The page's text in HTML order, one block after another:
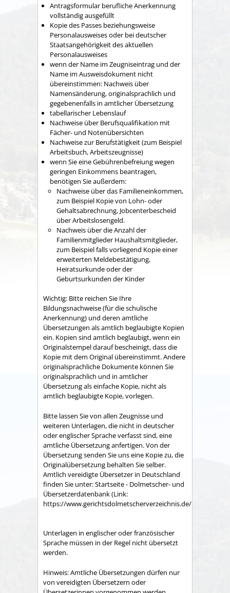
Antragsformular berufliche Anerkennung
vollständig ausgefüllt
Kopie des Passes beziehungsweise
Personalausweisesoder bei deutscher
Staatsangehörigkeit des aktuellen
Personalausweises
wenn der Name im Zeugniseintrag und der
Name im Ausweisdokument nicht
übereinstimmen: Nachweis über
Namensänderung, originalsprachlich und
gegebenenfalls in amtlicher Übersetzung
tabellarischer Lebenslauf
Nachweise über Berufsqualifikation mit
Fächer- und Notenübersichten
Nachweise zur Berufstätigkeit (zum Beispiel
Arbeitsbuch, Arbeitszeugnisse)
wenn Sie eine Gebührenbefreiung wegen
geringen Einkommens beantragen,
benötigen Sie außerdem:
Nachweise über das Familieneinkommen,
zum Beispiel Kopie von Lohn- oder
Gehaltsabrechnung, Jobcenterbescheid
über Arbeitslosengeld.
Nachweis über dieAnzahl der
Familienmitglieder Haushaltsmitglieder,
zum Beispielfalls vorliegend Kopie einer
erweiterten Meldebestätigung,
Heiratsurkunde oder der
Geburtsurkunden der Kinder
Wichtig: Bitte reichen Sie Ihre
Bildungsnachweise (für die schulische
Anerkennung) und deren amtliche
Übersetzungen als amtlich beglaubigte Kopien
ein. Kopien sind amtlich beglaubigt, wenn ein
Originalstempel darauf bescheinigt, dass die
Kopie mit dem Original übereinstimmt. Andere
originalsprachliche Dokumente können Sie
originalsprachlich und in amtlicher
Übersetzung als einfache Kopie, nicht als
amtlich beglaubigte Kopie, vorlegen.
Bitte lassen Sie von allen Zeugnisse und
weiteren Unterlagen, die nicht in deutscher
oder englischer Sprache verfasst sind, eine
amtliche Übersetzung anfertigen. Von der
Übersetzung senden Sie uns eine Kopie zu, die
Originalübersetzung behalten Sie selber.
Amtlich vereidigte Übersetzer in Deutschland
finden Sie unter: Startseite - Dolmetscher- und
Übersetzerdatenbank (Link:
https://www.gerichtsdolmetscherverzeichnis.de/Recherche/).
Unterlagen in englischer oder französischer
Sprache müssen in der Regel nicht übersetzt
werden.
Hinweis: Amtliche Übersetzungen dürfen nur
von vereidigten Übersetzern oder